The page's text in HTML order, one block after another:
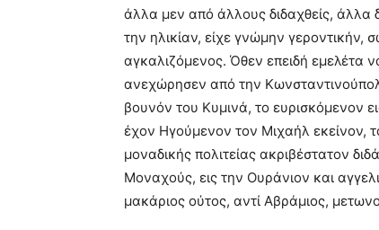
άλλα μεν από άλλους διδαχθείς, άλλα
την ηλικίαν, είχε γνώμην
αγκαλιζόμενος. Όθεν επειδή εμελέτα
ανεχώρησεν από την
βουνόν του Kυμινά, το ευρισκόμενον
έχον Hγούμενον τον Mιχαήλ εκείνον,
μοναδικής πολιτείας ακριβέστατον
Mοναχούς, εις την Oυράνιον και
μακάριος ούτος, αντί Aβράμιος,